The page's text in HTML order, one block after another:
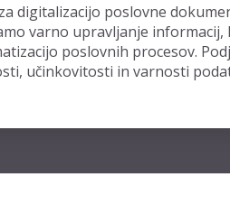
digitalizacijo poslovne
varno upravljanje informacij,
poslovnih procesov.
učinkovitosti in varnosti